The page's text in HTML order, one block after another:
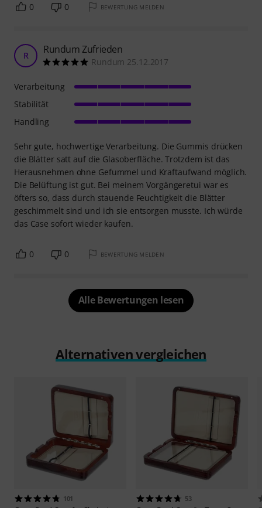
0 0 BEWERTUNG MELDEN
R Rundum Zufrieden
Rundum 25.12.2017
Sehr gute, hochwertige Verarbeitung. Die Gummis drücken
die Blätter satt auf die Glasoberfläche. Trotzdem ist das
Herausnehmen ohne Gefummel und Kraftaufwand möglich.
Die Belüftung ist gut. Bei meinem Vorgängeretui war es
öfters so, dass durch stauende Feuchtigkeit die Blätter
geschimmelt sind und ich sie entsorgen musste. Ich würde
das Case sofort wieder kaufen.
Verarbeitung
Stabilität
Handling
0 0 BEWERTUNG MELDEN
Alle Bewertungen lesen
Alternativen vergleichen
101 53